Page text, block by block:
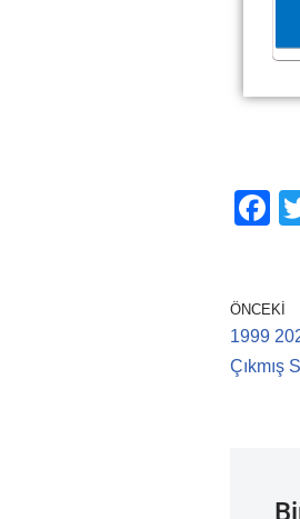
F
e
b
o
ÖNCEKI
1999
Çıkmış